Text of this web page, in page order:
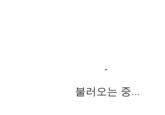
불러오는 중...